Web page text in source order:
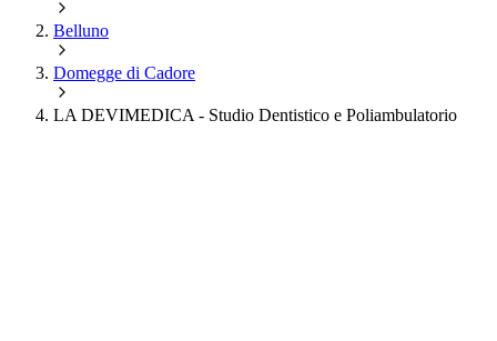
Belluno
Domegge di Cadore
LA DEVIMEDICA - Studio Dentistico e Poliambulatorio